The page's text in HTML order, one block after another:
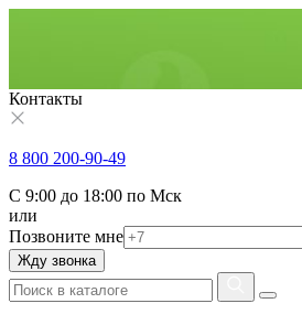
Контакты
8 800 200-90-49
С 9:00 до 18:00 по Мск
или
Позвоните мне
Жду звонка